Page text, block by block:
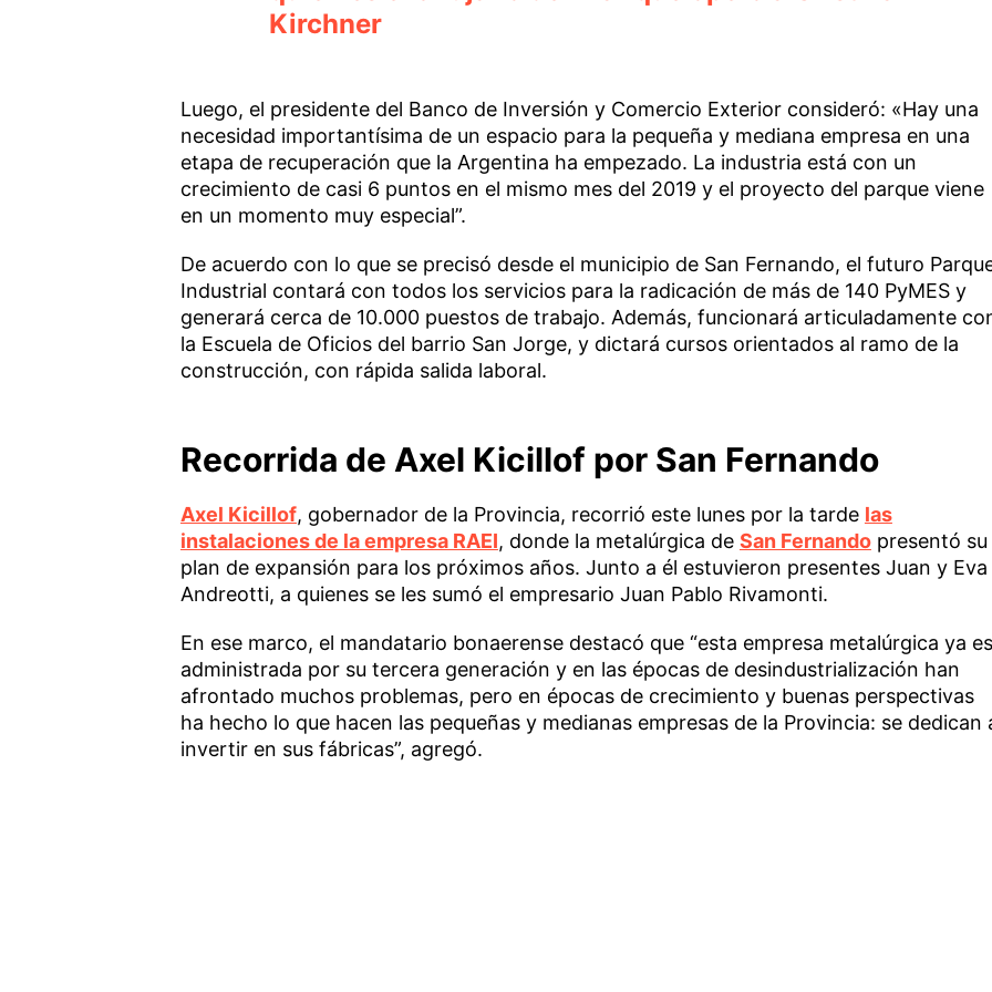
Kirchner
Luego, el presidente del Banco de Inversión y Comercio Exterior consideró: «Hay una
necesidad importantísima de un espacio para la pequeña y mediana empresa en una
etapa de recuperación que la Argentina ha empezado. La industria está con un
crecimiento de casi 6 puntos en el mismo mes del 2019 y el proyecto del parque viene
en un momento muy especial”.
De acuerdo con lo que se precisó desde el municipio de San Fernando, el futuro
Industrial contará con todos los servicios para la radicación de más de 140 PyMES y
generará cerca de 10.000 puestos de trabajo. Además, funcionará articuladamente
la Escuela de Oficios del barrio San Jorge, y dictará cursos orientados al ramo de la
construcción, con rápida salida laboral.
Recorrida de Axel Kicillof por San Fernando
Axel Kicillof, gobernador de la Provincia, recorrió este lunes por la tarde las
instalaciones de la empresa RAEI, donde la metalúrgica de San Fernandopresentó su
plan de expansión para los próximos años. Junto a él estuvieron presentes Juan y Eva
Andreotti, a quienes se les sumó el empresario Juan Pablo Rivamonti.
En ese marco, el mandatario bonaerense destacó que “esta empresa metalúrgica ya es
administrada por su tercera generación y en las épocas de desindustrialización han
afrontado muchos problemas, pero en épocas de crecimiento y buenas perspectivas
ha hecho lo que hacen las pequeñas y medianas empresas de la Provincia: se dedican
invertir en sus fábricas”, agregó.